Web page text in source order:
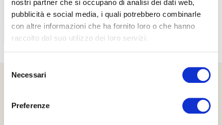
nostri partner che si occupano di analisi dei dati web,
pubblicità e social media, i quali potrebbero combinarle
con altre informazioni che ha fornito loro o che hanno
raccolto dal suo utilizzo dei loro servizi.
delNecessari
Preferenze